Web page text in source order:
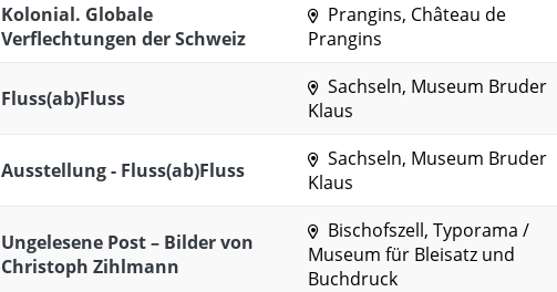
Kolonial. Globale
Verflechtungen der Schweiz
Prangins, Château de
Prangins
Fluss(ab)Fluss
Sachseln, Museum Bruder
Klaus
Ausstellung - Fluss(ab)Fluss
Sachseln, Museum Bruder
Klaus
Ungelesene Post – Bilder von
Christoph Zihlmann
Bischofszell, Typorama /
Museum für Bleisatz und
Buchdruck